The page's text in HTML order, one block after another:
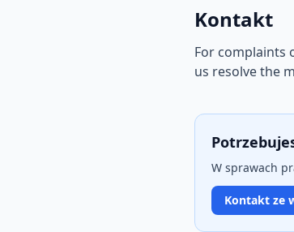
Kontakt
For complaints
us resolve the
W sprawach
Kontakt ze